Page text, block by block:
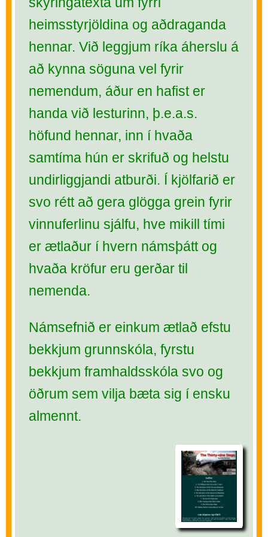
heimsstyrjöldina og aðdraganda
hennar. Við leggjum ríka áherslu á
að kynna söguna vel fyrir
nemendum, áður en hafist er
handa við lesturinn, þ.e.a.s.
höfund hennar, inn í hvaða
samtíma hún er skrifuð og helstu
undirliggjandi atburði. Í kjölfarið er
svo rétt að gera glögga grein fyrir
vinnuferlinu sjálfu, hve mikill tími
er ætlaður í hvern námsþátt og
hvaða kröfur eru gerðar til
nemenda.
Námsefnið er einkum ætlað efstu
bekkjum grunnskóla, fyrstu
bekkjum framhaldsskóla svo og
öðrum sem vilja bæta sig í ensku
almennt.